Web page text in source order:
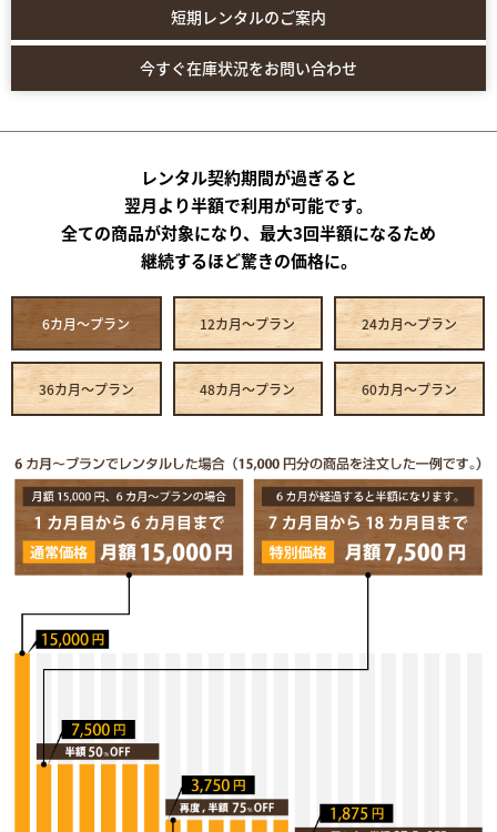
短期レンタルのご案内
今すぐ在庫状況をお問い合わせ
レンタル契約期間が過ぎると
翌月より半額で利用が可能です。
全ての商品が対象になり、最大3回半額になるため
継続するほど驚きの価格に。
6カ月～プラン 12カ月～プラン 24カ月～プラン
36カ月～プラン 48カ月～プラン 60カ月～プラン